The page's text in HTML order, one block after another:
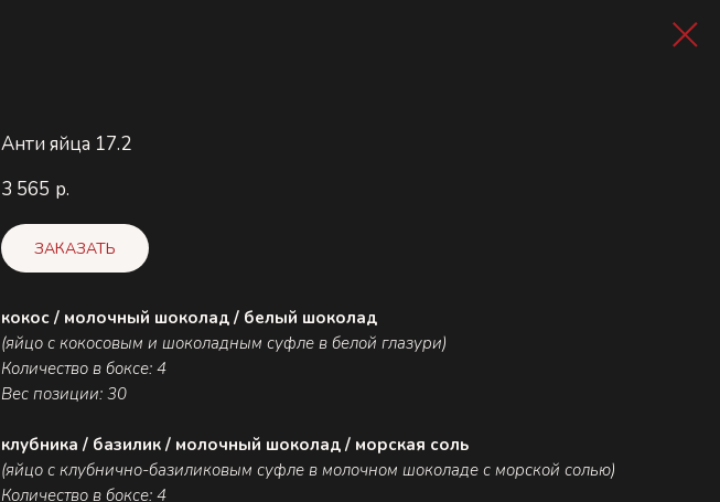
Анти яйца 17.2
3 565 р.
ЗАКАЗАТЬ
кокос / молочный шоколад / белый шоколад
(яйцо с кокосовым и шоколадным суфле в белой глазури)
Количество в боксе: 4
Вес позиции: 30
клубника / базилик / молочный шоколад / морская соль
(яйцо с клубнично-базиликовым суфле в молочном шоколаде с морской солью)
Количество в боксе: 4